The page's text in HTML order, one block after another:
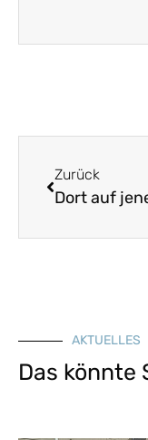
Zurück
AKTUELLES
Das könnte